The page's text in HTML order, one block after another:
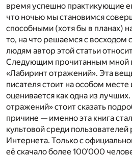
время успешно практикующие
что ночью мы становимся
способными (хотя бы в планах)
то, на что решаемся с восходом
людям автор этой статьи
Следующим прочитанным мной
«Лабиринт отражений». Эта
писателя стоит на особом
оценивается как одна из
отражений» стоит сказать
причине — именно эта книга
культовой среди пользователей
Интернета. Только с
её скачало более 100'000